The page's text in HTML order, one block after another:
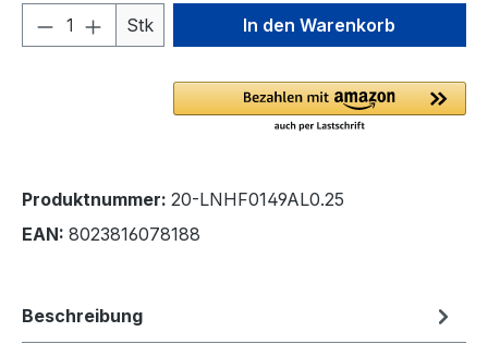
Produkt Anzahl: Gib den
Stk In den Warenkorb
Produktnummer: 20-LNHF0149AL0.25
EAN: 8023816078188
Beschreibung